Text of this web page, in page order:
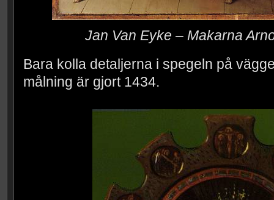
Jan Van Eyke – Makarna
Bara kolla detaljerna i spegeln på
målning är gjort 1434.